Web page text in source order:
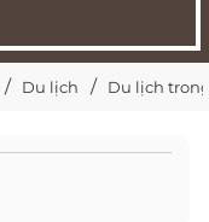
Du lịch Du lịch